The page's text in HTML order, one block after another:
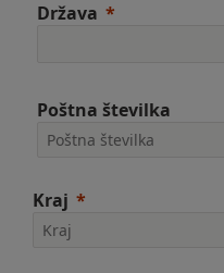
Država
Poštna številka
Kraj